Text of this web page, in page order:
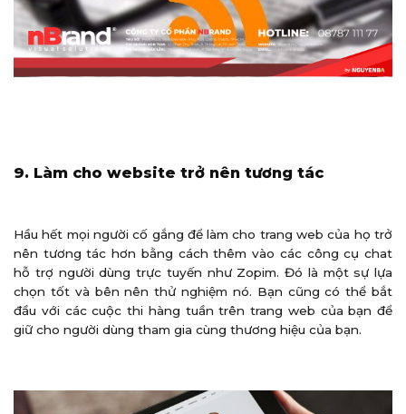
9. Làm cho website trở nên tương tác
Hầu hết mọi người cố gắng để làm cho trang web của họ trở
nên tương tác hơn bằng cách thêm vào các công cụ chat
hỗ trợ người dùng trực tuyến như Zopim. Đó là một sự lựa
chọn tốt và bên nên thử nghiệm nó. Bạn cũng có thể bắt
đầu với các cuộc thi hàng tuần trên trang web của bạn để
giữ cho người dùng tham gia cùng thương hiệu của bạn.